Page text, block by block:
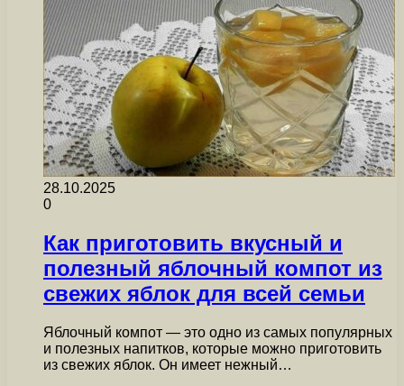
28.10.2025
0
Как приготовить вкусный и
полезный яблочный компот из
свежих яблок для всей семьи
Яблочный компот — это одно из самых популярных
и полезных напитков, которые можно приготовить
из свежих яблок. Он имеет нежный…